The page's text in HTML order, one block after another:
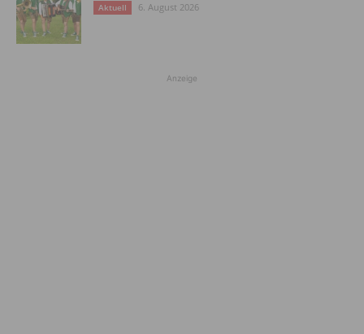
Aktuell 6. August 2026
Anzeige